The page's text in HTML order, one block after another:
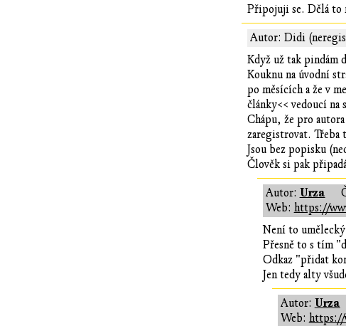
Připojuji se. Dělá to
Autor: Didi
Když už tak pindám
Kouknu na úvodní
po měsících a že v
články<< vedoucí
Chápu, že pro
zaregistrovat. Třeba
Jsou bez popisku
Člověk si pak
Autor: Urza
Web: https://
Není to
Přesně to s tím
Odkaz "přidat
Jen tedy alty
Autor: Urza
Web: https://